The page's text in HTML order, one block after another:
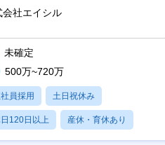
休2日/上流案件多数】
会社エイシル
未確定
500万~720万
員採用 土日祝休み
120日以上 産休・育休あり